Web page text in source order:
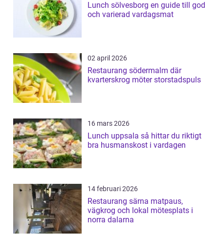
Lunch sölvesborg en guide till god
och varierad vardagsmat
02 april 2026
Restaurang södermalm där
kvarterskrog möter storstadspuls
16 mars 2026
Lunch uppsala så hittar du riktigt
bra husmanskost i vardagen
14 februari 2026
Restaurang särna matpaus,
vägkrog och lokal mötesplats i
norra dalarna